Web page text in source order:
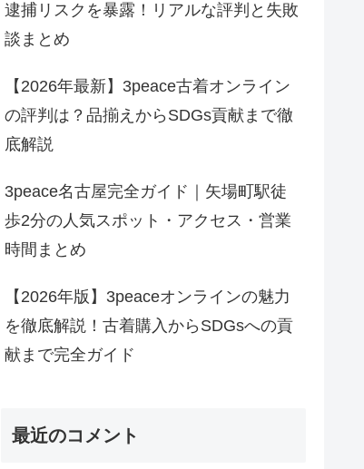
逮捕リスクを暴露！リアルな評判と失敗
談まとめ
【2026年最新】3peace古着オンライン
の評判は？品揃えからSDGs貢献まで徹
底解説
3peace名古屋完全ガイド｜矢場町駅徒
歩2分の人気スポット・アクセス・営業
時間まとめ
【2026年版】3peaceオンラインの魅力
を徹底解説！古着購入からSDGsへの貢
献まで完全ガイド
最近のコメント